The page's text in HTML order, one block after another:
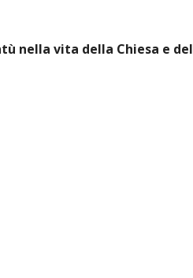
nella vita della Chiesa e del